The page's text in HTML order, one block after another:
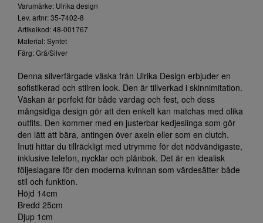
Varumärke: Ulrika design
Lev. artnr: 35-7402-8
Artikelkod: 48-001767
Material: Syntet
Färg: Grå/Silver
Denna silverfärgade väska från Ulrika Design erbjuder en
sofistikerad och stilren look. Den är tillverkad i skinnimitation.
Väskan är perfekt för både vardag och fest, och dess
mångsidiga design gör att den enkelt kan matchas med olika
outfits. Den kommer med en justerbar kedjeslinga som gör
den lätt att bära, antingen över axeln eller som en clutch.
Inuti hittar du tillräckligt med utrymme för det nödvändigaste,
inklusive telefon, nycklar och plånbok. Det är en idealisk
följeslagare för den moderna kvinnan som värdesätter både
stil och funktion.
Höjd 14cm
Bredd 25cm
Djup 1cm